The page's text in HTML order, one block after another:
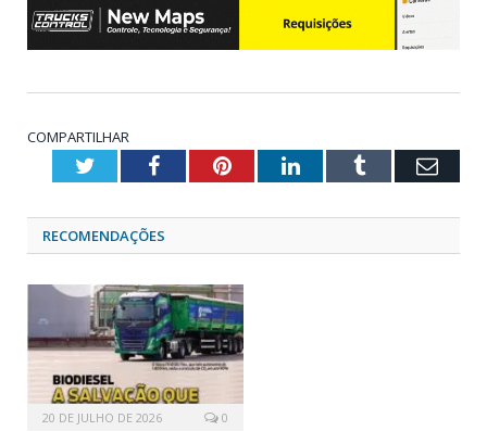
COMPARTILHAR
TwitterFacebookPinterestLinkedInTumblr
RECOMENDAÇÕES
20 DE JULHO DE 2026 0